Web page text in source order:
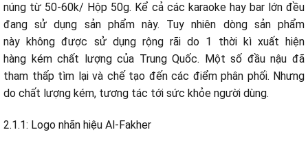
núng từ 50-60k/ Hộp 50g. Kể cả các karaoke hay bar lớnđều
đangsử dụng sản phẩm này. Tuy nhiên dòngsản phẩm
nàykhông được sử dụng rộng rãi do 1 thời kìxuất hiện
hàng kém chất lượngcủa Trung Quốc. Một số đầu nậu đã
tham thấp tìm lại và chế tạo đến các điểm phân phối. Nhưng
do chất lượng kém, tương tác tới sức khỏe người dùng.
2.1.1: Logo nhãn hiệu Al-Fakher